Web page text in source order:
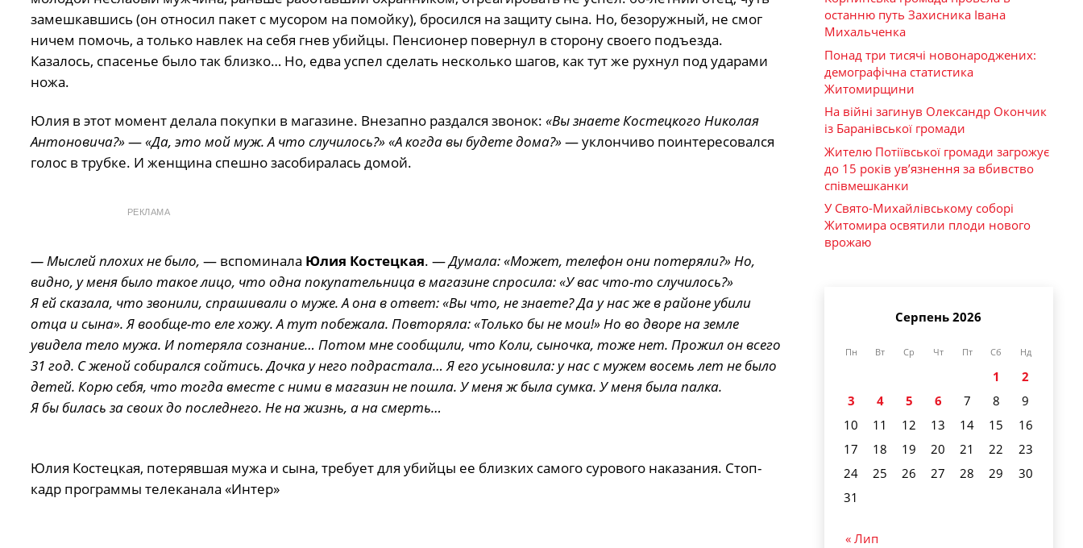
замешкавшись (он относил пакет с мусором на помойку), бросился на защиту сына. Но, безоружный, не смог
ничем помочь, а только навлек на себя гнев убийцы. Пенсионер повернул в сторону своего подъезда.
Казалось, спасенье было так близко… Но, едва успел сделать несколько шагов, как тут же рухнул под ударами
ножа.
Юлия в этот момент делала покупки в магазине. Внезапно раздался звонок: «Вы знаете Костецкого Николая
Антоновича?»—«Да, это мой муж. А что случилось?» «А когда вы будете дома?»— уклончиво поинтересовался
голос в трубке. И женщина спешно засобиралась домой.
РЕКЛАМА
— Мыслей плохих не было, — вспоминала Юлия Костецкая. —Думала: «Может, телефон они потеряли?» Но,
видно, у меня было такое лицо, что одна покупательница в магазине спросила: «У вас что-то случилось?»
Я ей сказала, что звонили, спрашивали о муже. А она в ответ: «Вы что, не знаете? Да у нас же в районе убили
отца и сына». Я вообще-то еле хожу. А тут побежала. Повторяла: «Только бы не мои!» Но во дворе на земле
увидела тело мужа. И потеряла сознание… Потом мне сообщили, что Коли, сыночка, тоже нет. Прожил он всего
31 год. С женой собирался сойтись. Дочка у него подрастала… Я его усыновила: у нас с мужем восемь лет не было
детей. Корю себя, что тогда вместе с ними в магазин не пошла. У меня ж была сумка. У меня была палка.
Я бы билась за своих до последнего. Не на жизнь, а на смерть…
Юлия Костецкая, потерявшая мужа и сына, требует для убийцы ее близких самого сурового наказания. Стоп-
кадр программы телеканала «Интер»
останню путь Захисника Івана
Михальченка
Понад три тисячі новонароджених:
демографічна статистика
Житомирщини
На війні загинув Олександр Окончик
із Баранівської громади
Жителю Потіївської громади загрожує
до 15 років ув’язнення за вбивство
співмешканки
У Свято-Михайлівському соборі
Житомира освятили плоди нового
врожаю
Серпень 2026
Пн Вт Ср Чт Пт Сб Нд
1
2
3
4 5 6 7 8
9
10
11 12 13 14 15
16
17
18 19 20 21 22
23
24
25 26 27 28 29
30
31
« Лип